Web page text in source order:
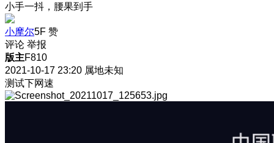
小手一抖，腰果到手
小摩尔5F 赞
评论 举报
版主F810
2021-10-17 23:20 属地未知
测试下网速